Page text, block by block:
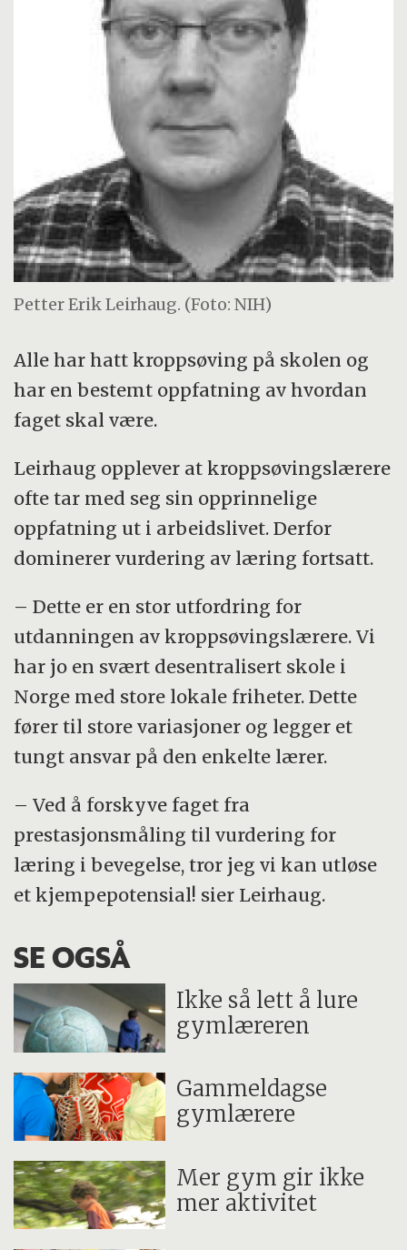
Petter Erik Leirhaug. (Foto: NIH)
Alle har hatt kroppsøving på skolen og
har en bestemt oppfatning av hvordan
faget skal være.
Leirhaug opplever at kroppsøvingslærere
ofte tar med seg sin opprinnelige
oppfatning ut i arbeidslivet. Derfor
dominerer vurdering av læring fortsatt.
– Dette er en stor utfordring for
utdanningen av kroppsøvingslærere. Vi
har jo en svært desentralisert skole i
Norge med store lokale friheter. Dette
fører til store variasjoner og legger et
tungt ansvar på den enkelte lærer.
– Ved å forskyve faget fra
prestasjonsmåling til vurdering for
læring i bevegelse, tror jeg vi kan utløse
et kjempepotensial! sier Leirhaug.
SE OGSÅ
Ikke så lett å lure
gymlæreren
Gammeldagse
gymlærere
Mer gym gir ikke
mer aktivitet